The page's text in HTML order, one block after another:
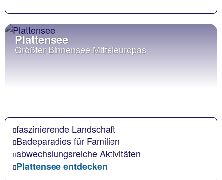
Plattensee
Größter Binnensee Mitteleuropas
faszinierende Landschaft
Badeparadies für Familien
abwechslungsreiche Aktivitäten
Plattensee entdecken